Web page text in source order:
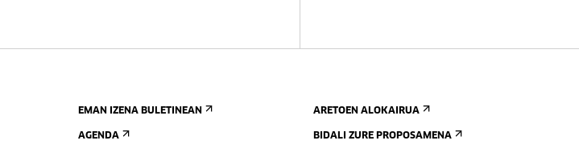
EMAN IZENA BULETINEAN
AGENDA
ARETOEN ALOKAIRUA
BIDALI ZURE PROPOSAMENA